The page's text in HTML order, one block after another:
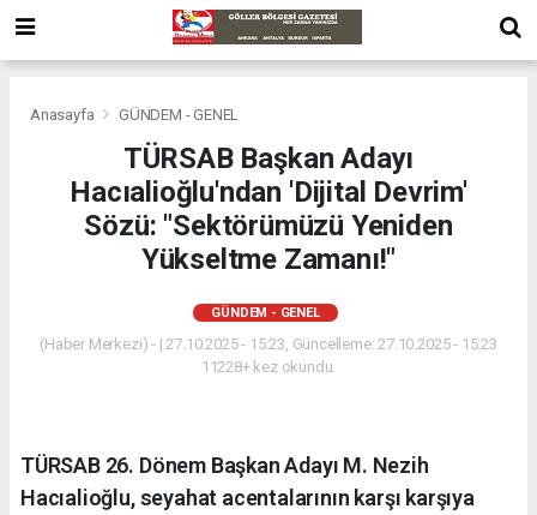
Anasayfa GÜNDEM - GENEL
TÜRSAB Başkan Adayı
Hacıalioğlu'ndan 'Dijital Devrim'
Sözü: "Sektörümüzü Yeniden
Yükseltme Zamanı!"
GÜNDEM - GENEL
(Haber Merkezi) - | 27.10.2025 - 15:23, Güncelleme: 27.10.2025 - 15:23
11228+ kez okundu.
TÜRSAB 26. Dönem Başkan Adayı M. Nezih
Hacıalioğlu, seyahat acentalarının karşı karşıya